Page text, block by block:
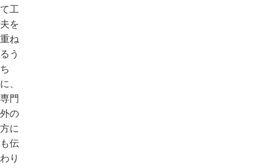
て工
夫を
重ね
るう
ち
に、
専門
外の
方に
も伝
わり